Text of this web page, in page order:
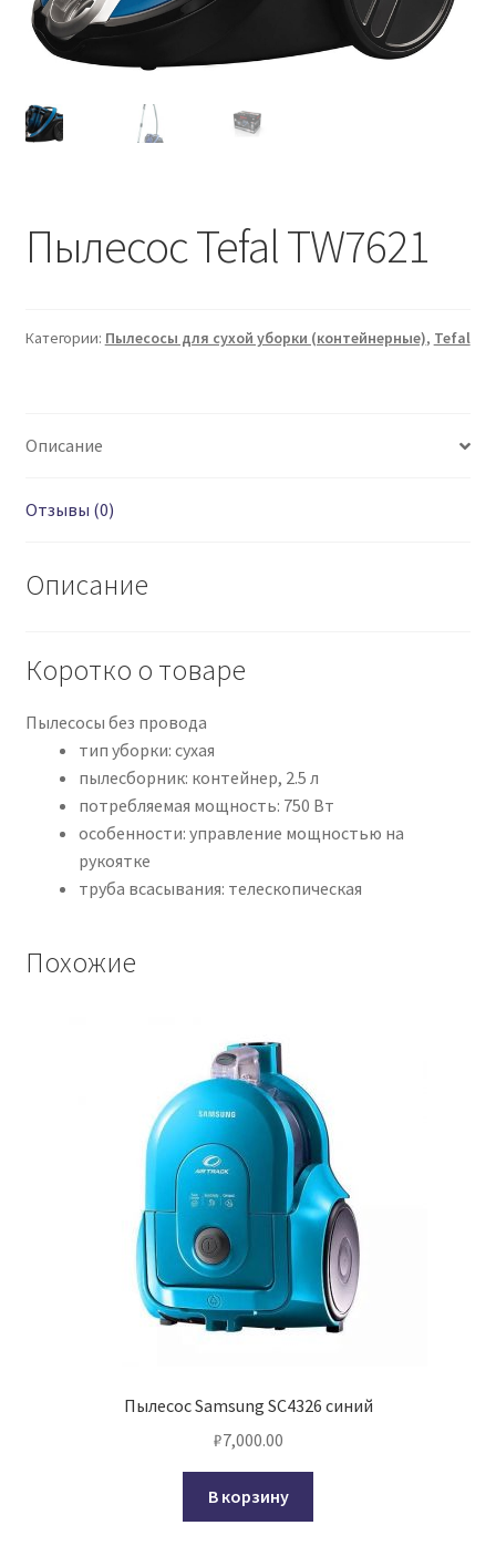
Пылесос Tefal TW7621
Категории: Пылесосы для сухой уборки (контейнерные), Tefal
Описание
Отзывы (0)
Описание
Коротко о товаре
Пылесосы без провода
тип уборки: сухая
пылесборник: контейнер, 2.5 л
потребляемая мощность: 750 Вт
особенности: управление мощностью на
рукоятке
труба всасывания: телескопическая
Похожие
Пылесос Samsung SC4326 синий
₽7,000.00
В корзину